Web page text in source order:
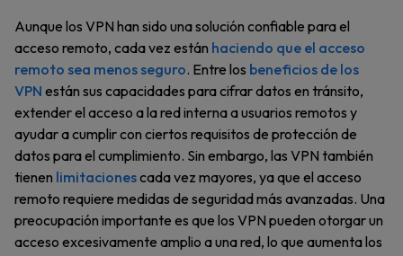
Aunque los VPN han sido una solución confiable para el
acceso remoto, cada vez están haciendo que el acceso
remoto sea menos seguro. Entre los beneficios de los
VPN están sus capacidades para cifrar datos en tránsito,
extender el acceso a la red interna a usuarios remotos y
ayudar a cumplir con ciertos requisitos de protección de
datos para el cumplimiento. Sin embargo, las VPN también
tienen limitacionescada vez mayores, ya que el acceso
remoto requiere medidas de seguridad más avanzadas. Una
preocupación importante es que los VPN pueden otorgar un
acceso excesivamente amplio a una red, lo que aumenta los